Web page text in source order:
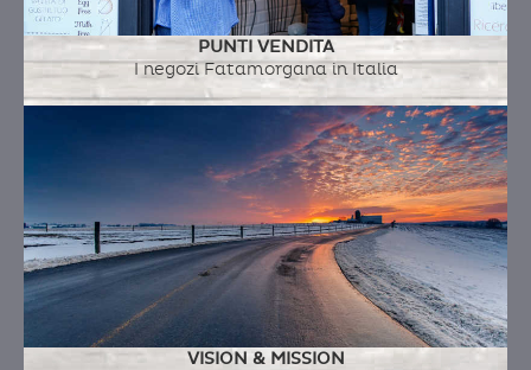
pecora, zucchero, panna fresca, patate, cipolla
rossa, vino rosso, burro, zucchero a velo, sale
maldon
TORTA CAPRESE, PISTACCHIO E
CIOCCOLATO BIANCO
Ingredienti:
cioccolato bianco, pistacchio di
bronte, zucchero a velo, albume d'uovo, fecola
di patate, copertura al cioccolato bianco
(cioccolato bianco, panna fresca, burro di
PUNTI VENDITA
I negozi Fatamorgana in Italia
VISION & MISSION